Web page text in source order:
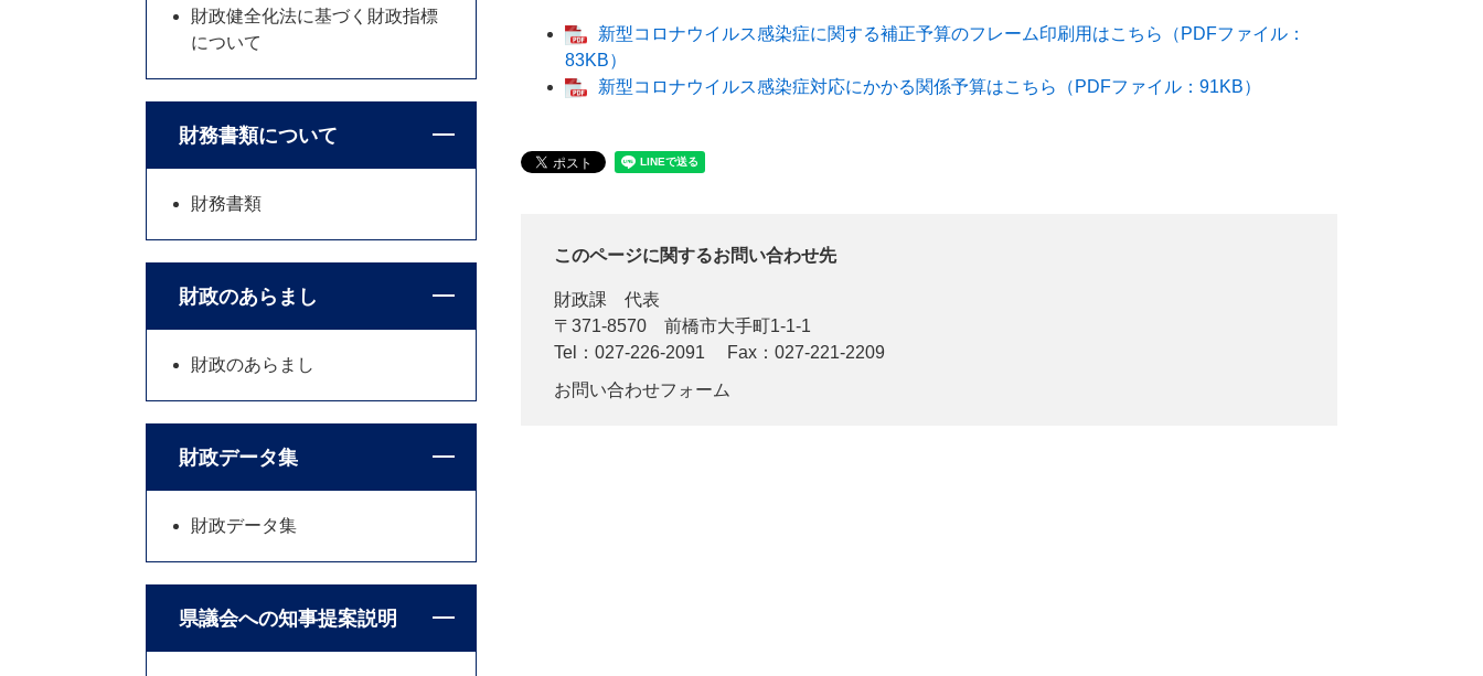
新型コロナウイルス感染症に関する補正予算のフレーム印刷用はこちら（PDFファイル：
83KB）
新型コロナウイルス感染症対応にかかる関係予算はこちら（PDFファイル：91KB）
このページに関するお問い合わせ先
財政課
代表
〒371-8570
前橋市大手町1-1-1
Tel：027-226-2091
Fax：027-221-2209
お問い合わせフォーム
財政健全化法に基づく財政指標
について
財務書類について
財務書類
財政のあらまし
財政のあらまし
財政データ集
財政データ集
県議会への知事提案説明